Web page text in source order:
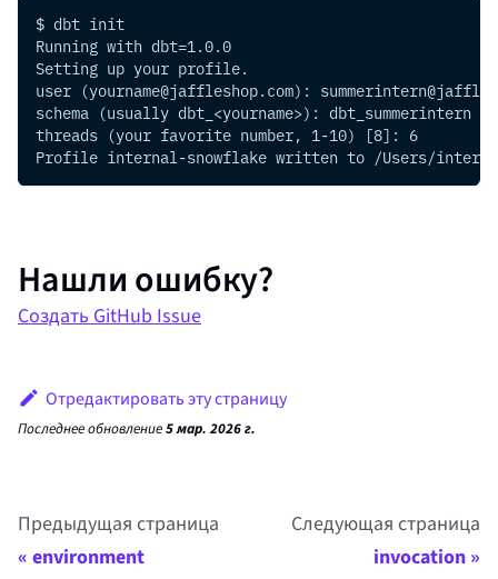
$ dbt init
Running with dbt=1.0.0
Setting up your profile.
user (yourname@jaffleshop.com):
schema (usually dbt_<yourname>): dbt_summerintern
threads (your favorite number, 1-10) [8]: 6
Profile internal-snowflake written to /Users/
Нашли ошибку?
Создать GitHub Issue
Отредактировать эту страницу
Последнее обновление5 мар. 2026 г.
Предыдущая страница
environment
Следующая страница
invocation